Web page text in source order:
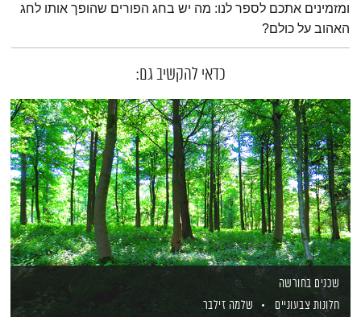
ומזמינים אתכם לספר לנו: מה יש בחג הפורים שהופך אותו לחג
האהוב על כולם?
כדאי להקשיב גם:
שכנים בחורשה
חלונות צבעוניים
שלמה זילבר